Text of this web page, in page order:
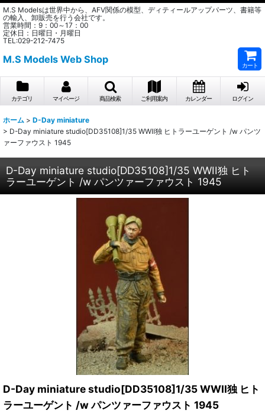
M.S Modelsは世界中から、AFV関係の模型、ディティールアップパーツ、書籍等
の輸入、卸販売を行う会社です。
営業時間：9：00～17：00
定休日：日曜日・月曜日
TEL:029-212-7475
M.S Models Web Shop
カート
カテゴリ マイページ 商品検索 ご利用案内 カレンダー ログイン
ホーム > D-Day miniature
> D-Day miniature studio[DD35108]1/35 WWII独 ヒトラーユーゲント /w パンツ
ァーファウスト 1945
D-Day miniature studio[DD35108]1/35 WWII独 ヒト
ラーユーゲント /w パンツァーファウスト 1945
D-Day miniature studio[DD35108]1/35 WWII独 ヒト
ラーユーゲント /w パンツァーファウスト 1945